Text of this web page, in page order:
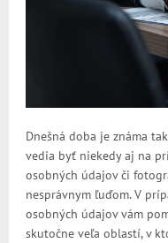
Dnešná doba je známa
vedia byť niekedy aj na
osobných údajov či
nesprávnym ľuďom. V
osobných údajov vám
skutočne veľa oblastí, v